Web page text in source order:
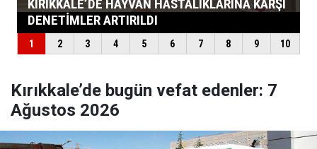
Kırıkkale’de bugün vefat edenler: 7
Ağustos 2026